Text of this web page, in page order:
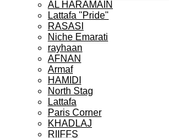
AL HARAMAIN
Lattafa "Pride"
RASASI
Niche Emarati
rayhaan
AFNAN
Armaf
HAMIDI
North Stag
Lattafa
Paris Corner
KHADLAJ
RIIFFS